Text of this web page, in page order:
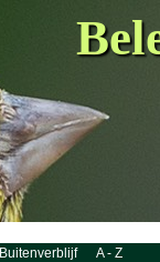
Buitenverblijf A - Z